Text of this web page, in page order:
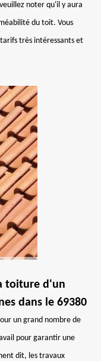
noter qu'il y aura
du toit. Vous
très intéressants et
toiture d'un
dans le 69380
un grand nombre de
pour garantir une
dit, les travaux